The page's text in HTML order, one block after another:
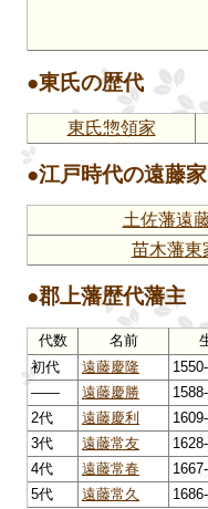
●東氏の歴代
東氏惣領家
●江戸時代の遠藤
土佐藩遠
苗木藩東
●郡上藩歴代藩主
代数 名前
初代
遠藤慶隆
――
遠藤慶勝
2代
遠藤慶利
3代
遠藤常友
4代
遠藤常春
5代
遠藤常久